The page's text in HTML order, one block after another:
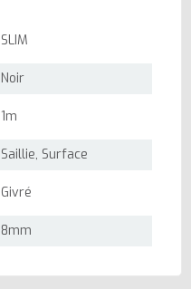
SLIM
Noir
1m
Saillie, Surface
Givré
8mm